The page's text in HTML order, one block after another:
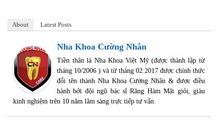
About Latest Posts
Nha Khoa Cường Nhân
Tiền thân là Nha Khoa Việt Mỹ (được thành lập từ
tháng 10/2006 ) và từ tháng 02.2017 được chính thức
đổi tên thành Nha Khoa Cường Nhân & được điều
hành bởi đội ngũ bác sĩ Răng Hàm Mặt giỏi, giàu
kinh nghiệm trên 10 năm lâm sàng trực tiếp tư vấn.